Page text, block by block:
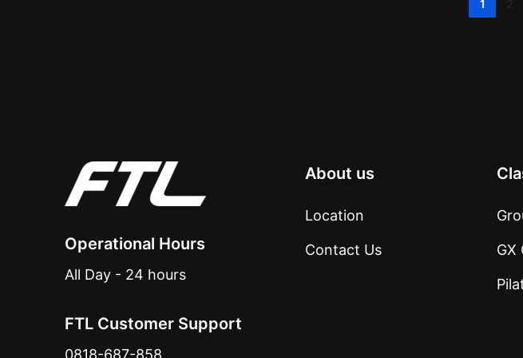
1
Operational Hours
All Day - 24 hours
FTL Customer Support
0818-687-858
About us
Location
Contact Us GX